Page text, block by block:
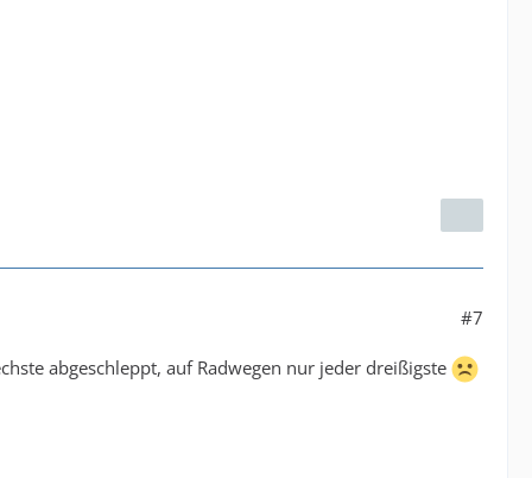
#7
abgeschleppt, auf Radwegen nur jeder dreißigste